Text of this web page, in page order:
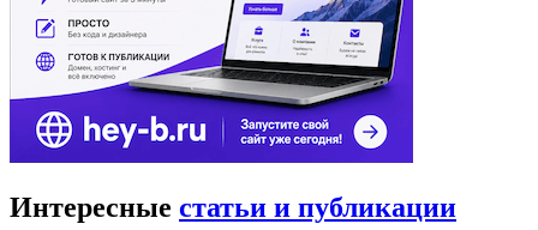
Интересные статьи и публикации